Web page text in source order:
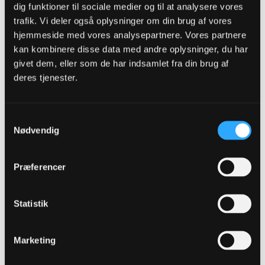
dig funktioner til sociale medier og til at analysere vores
trafik. Vi deler også oplysninger om din brug af vores
hjemmeside med vores analysepartnere. Vores partnere
kan kombinere disse data med andre oplysninger, du har
givet dem, eller som de har indsamlet fra din brug af
deres tjenester.
Nødvendig
Præferencer
Statistik
Marketing
trøjer den første sæson
Jeppetoje
Senior Member
#1370
Ja det kunne blive vildt. Falk alene ville sælge 5.000-10.000
Arrrrh
Likes 2